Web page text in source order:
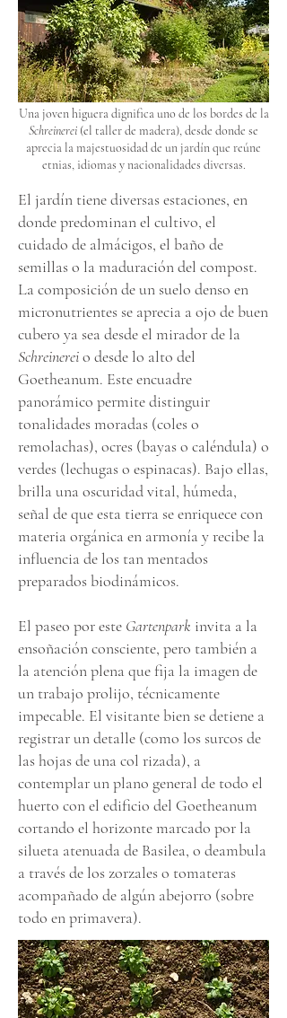
Una joven higuera dignifica uno de los bordes de la
Schreinerei (el taller de madera), desde donde se
aprecia la majestuosidad de un jardín que reúne
etnias, idiomas y nacionalidades diversas.
El jardín tiene diversas estaciones, en
donde predominan el cultivo, el
cuidado de almácigos, el baño de
semillas o la maduración del compost.
La composición de un suelo denso en
micronutrientes se aprecia a ojo de buen
cubero ya sea desde el mirador de la
Schreinereio desde lo alto del
Goetheanum. Este encuadre
panorámico permite distinguir
tonalidades moradas (coles o
remolachas), ocres (bayas o caléndula) o
verdes (lechugas o espinacas). Bajo ellas,
brilla una oscuridad vital, húmeda,
señal de que esta tierra se enriquece con
materia orgánica en armonía y recibe la
influencia de los tan mentados
preparados biodinámicos.
El paseo por este Gartenpark invita a la
ensoñación consciente, pero también a
la atención plena que fija la imagen de
un trabajo prolijo, técnicamente
impecable. El visitante bien se detiene a
registrar un detalle (como los surcos de
las hojas de una col rizada), a
contemplar un plano general de todo el
huerto con el edificio del Goetheanum
cortando el horizonte marcado por la
silueta atenuada de Basilea, o deambula
a través de los zorzales o tomateras
acompañado de algún abejorro (sobre
todo en primavera).